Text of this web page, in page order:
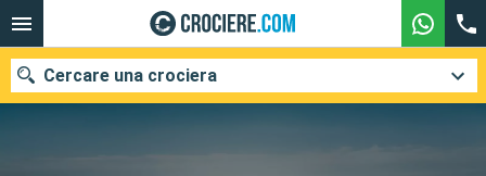
Cercare una crociera